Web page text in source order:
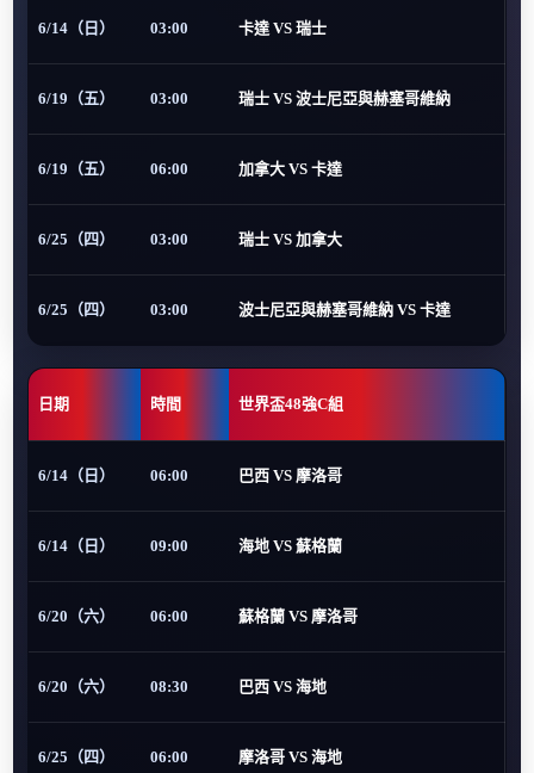
6/14（日） 03:00 卡達 VS 瑞士
6/19（五） 03:00 瑞士 VS 波士尼亞與赫塞哥維納
6/19（五） 06:00 加拿大 VS 卡達
6/25（四） 03:00 瑞士 VS 加拿大
6/25（四） 03:00 波士尼亞與赫塞哥維納 VS 卡達
日期 時間 世界盃48強C組
6/14（日） 06:00 巴西 VS 摩洛哥
6/14（日） 09:00 海地 VS 蘇格蘭
6/20（六） 06:00 蘇格蘭 VS 摩洛哥
6/20（六） 08:30 巴西 VS 海地
6/25（四） 06:00 摩洛哥 VS 海地